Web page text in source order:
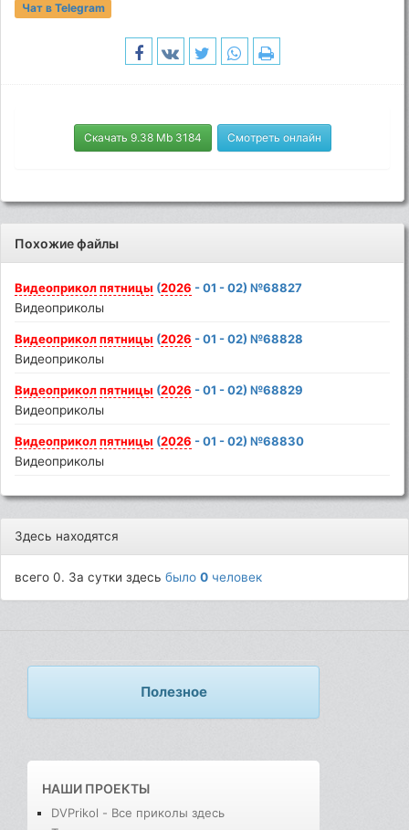
Чат в Telegram
Скачать 9.38 Mb 3184 Смотреть онлайн
Похожие файлы
Видеоприкол пятницы (2026 - 01 - 02) №68827
Видеоприколы
Видеоприкол пятницы (2026 - 01 - 02) №68828
Видеоприколы
Видеоприкол пятницы (2026 - 01 - 02) №68829
Видеоприколы
Видеоприкол пятницы (2026 - 01 - 02) №68830
Видеоприколы
Здесь находятся
всего 0. За сутки здесьбыло0 человек
Полезное
НАШИ ПРОЕКТЫ
DVPrikol - Все приколы здесь